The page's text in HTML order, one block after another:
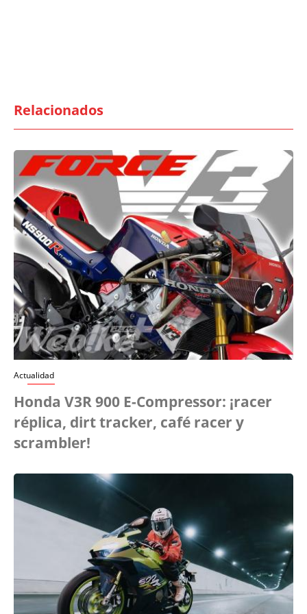
Relacionados
Actualidad
Honda V3R 900 E-Compressor: ¡racer
réplica, dirt tracker, café racer y
scrambler!